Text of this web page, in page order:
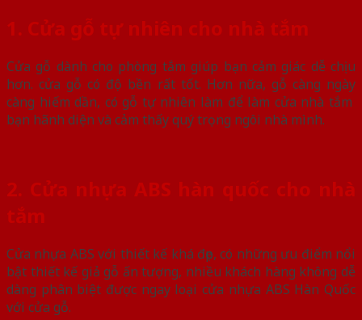
1. Cửa gỗ tự nhiên cho nhà tắm
Cửa gỗ dành cho phòng tắm giúp bạn cảm giác dễ chịu
hơn. cửa gỗ có độ bền rất tốt. Hơn nữa, gỗ càng ngày
càng hiếm dần, có gỗ tự nhiên làm để làm cửa nhà tắm
bạn hãnh diện và cảm thấy quý trọng ngôi nhà mình.
2. Cửa nhựa ABS hàn quốc cho nhà
tắm
Cửa nhựa ABS với thiết kế khá đẹp, có những ưu điểm nổi
bật thiết kế giả gỗ ấn tượng, nhiều khách hàng không dễ
dàng phân biệt được ngay loại cửa nhựa ABS Hàn Quốc
với cửa gỗ.